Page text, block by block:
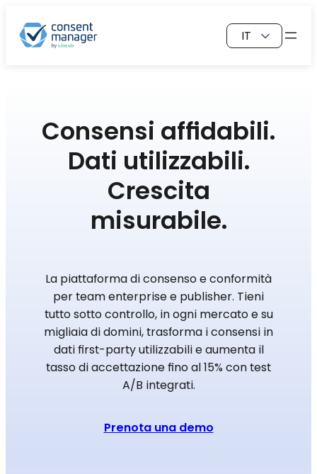
contenuto
Scegli
una
Consensi affidabili.
Dati utilizzabili.
Crescita
misurabile.
La piattaforma di consenso e conformità
per team enterprise e publisher. Tieni
tutto sotto controllo, in ogni mercato e su
migliaia di domini, trasforma i consensi in
dati first-party utilizzabili e aumenta il
tasso di accettazione fino al 15% con test
A/B integrati.
Prenota una demo